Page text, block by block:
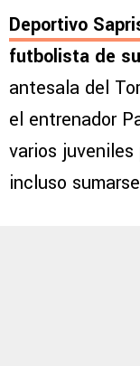
Deportivo
futbolista de
antesala del
el entrenador
varios
incluso